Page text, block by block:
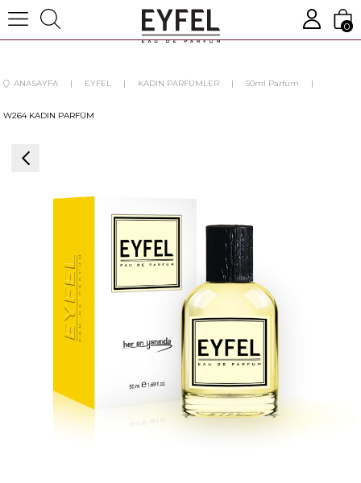
0
ANASAYFA EYFEL KADIN PARFÜMLER 50ml Parfüm
W264 KADIN PARFÜM